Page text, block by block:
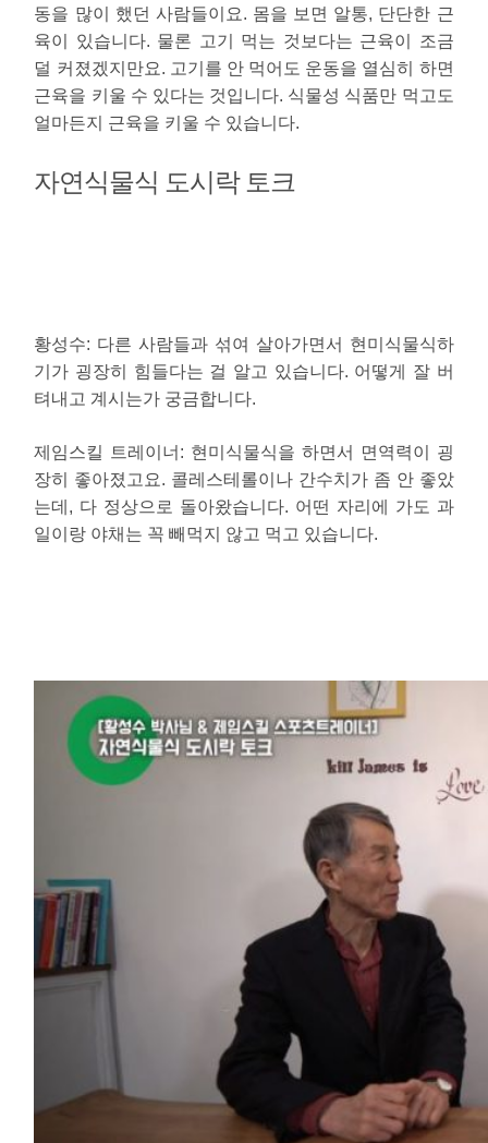
동을 많이 했던 사람들이요. 몸을 보면 알통, 단단한 근
육이 있습니다. 물론 고기 먹는 것보다는 근육이 조금
덜 커졌겠지만요. 고기를 안 먹어도 운동을 열심히 하면
근육을 키울 수 있다는 것입니다. 식물성 식품만 먹고도
얼마든지 근육을 키울 수 있습니다.
자연식물식 도시락 토크
황성수: 다른 사람들과 섞여 살아가면서 현미식물식하
기가 굉장히 힘들다는 걸 알고 있습니다. 어떻게 잘 버
텨내고 계시는가 궁금합니다.
제임스킬 트레이너 : 현미식물식을 하면서 면역력이 굉
장히 좋아졌고요. 콜레스테롤이나 간수치가 좀 안 좋았
는데, 다 정상으로 돌아왔습니다. 어떤 자리에 가도 과
일이랑 야채는 꼭 빼먹지 않고 먹고 있습니다.